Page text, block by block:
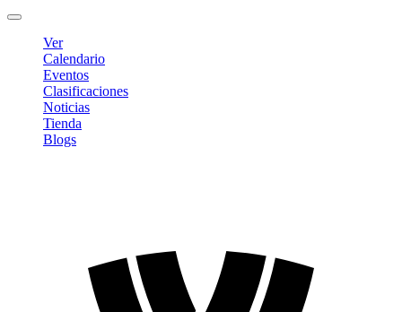
Ver
Calendario
Eventos
Clasificaciones
Noticias
Tienda
Blogs